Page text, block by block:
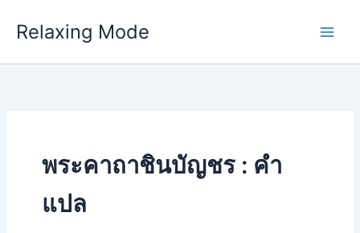
Relaxing Mode
พระคาถาชินบัญชร : คำ
แปล